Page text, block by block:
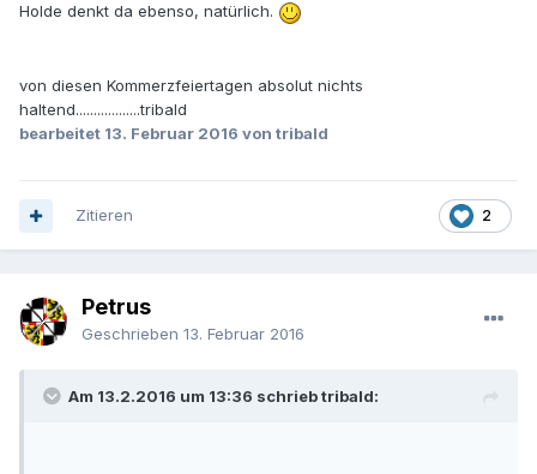
Holde denkt da ebenso, natürlich.
von diesen Kommerzfeiertagen absolut nichts
haltend..................tribald
bearbeitet 13. Februar 2016 von tribald
2
Zitieren
Petrus
Geschrieben 13. Februar 2016
Am 13.2.2016 um 13:36 schrieb tribald: